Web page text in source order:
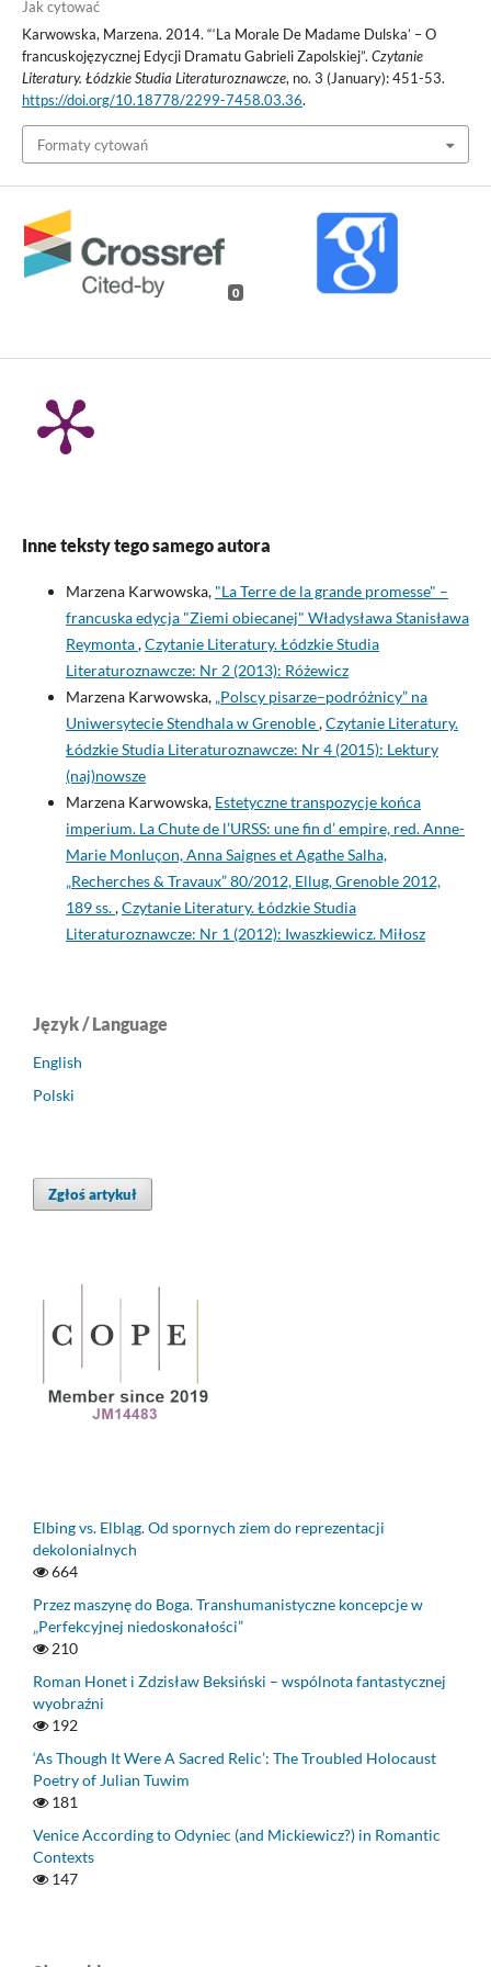
Jak cytować
Karwowska, Marzena. 2014. “‘La Morale De Madame Dulska’ – O
francuskojęzycznej Edycji Dramatu Gabrieli Zapolskiej”. Czytanie
Literatury. Łódzkie Studia Literaturoznawcze, no. 3 (January): 451-53.
https://doi.org/10.18778/2299-7458.03.36.
Formaty cytowań
0
Inne teksty tego samego autora
Marzena Karwowska, "La Terre de la grande promesse" –
francuska edycja "Ziemi obiecanej" Władysława Stanisława
Reymonta,Czytanie Literatury. Łódzkie Studia
Literaturoznawcze: Nr 2 (2013): Różewicz
Marzena Karwowska, „Polscy pisarze–podróżnicy” na
Uniwersytecie Stendhala w Grenoble,Czytanie Literatury.
Łódzkie Studia Literaturoznawcze: Nr 4 (2015): Lektury
(naj)nowsze
Marzena Karwowska, Estetyczne transpozycje końca
imperium. La Chute de l’URSS: une fin d’ empire, red. Anne-
Marie Monluçon, Anna Saignes et Agathe Salha,
„Recherches & Travaux” 80/2012, Ellug, Grenoble 2012,
189 ss.,Czytanie Literatury. Łódzkie Studia
Literaturoznawcze: Nr 1 (2012): Iwaszkiewicz. Miłosz
Język / Language
English
Polski
Zgłoś artykuł
Elbing vs. Elbląg. Od spornych ziem do reprezentacji
dekolonialnych
664
Przez maszynę do Boga. Transhumanistyczne koncepcje w
„Perfekcyjnej niedoskonałości”
210
Roman Honet i Zdzisław Beksiński – wspólnota fantastycznej
wyobraźni
192
‘As Though It Were A Sacred Relic’: The Troubled Holocaust
Poetry of Julian Tuwim
181
Venice According to Odyniec (and Mickiewicz?) in Romantic
Contexts
147